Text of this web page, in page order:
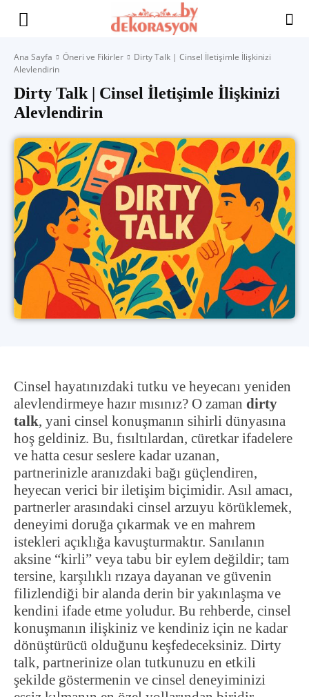
Yaşam
İlham
Ana Sayfa Öneri ve Fikirler
Dirty Talk | Cinsel İletişimle İlişkinizi
Alevlendirin
Dirty Talk | Cinsel İletişimle İlişkinizi
Alevlendirin
Cinsel hayatınızdaki tutku ve heyecanı yeniden
alevlendirmeye hazır mısınız? O zaman dirty
talk, yani cinsel konuşmanın sihirli dünyasına
hoş geldiniz. Bu, fısıltılardan, cüretkar ifadelere
ve hatta cesur seslere kadar uzanan,
partnerinizle aranızdaki bağı güçlendiren,
heyecan verici bir iletişim biçimidir. Asıl amacı,
partnerler arasındaki cinsel arzuyu körüklemek,
deneyimi doruğa çıkarmak ve en mahrem
istekleri açıklığa kavuşturmaktır. Sanılanın
aksine “kirli” veya tabu bir eylem değildir; tam
tersine, karşılıklı rızaya dayanan ve güvenin
filizlendiği bir alanda derin bir yakınlaşma ve
kendini ifade etme yoludur. Bu rehberde, cinsel
konuşmanın ilişkiniz ve kendiniz için ne kadar
dönüştürücü olduğunu keşfedeceksiniz. Dirty
talk, partnerinize olan tutkunuzu en etkili
şekilde göstermenin ve cinsel deneyiminizi